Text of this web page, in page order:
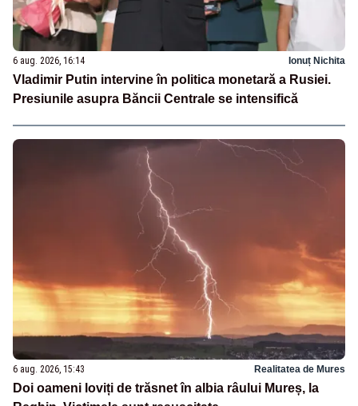
6 aug. 2026, 16:14 Ionuț Nichita
Vladimir Putin intervine în politica monetară a Rusiei.
Presiunile asupra Băncii Centrale se intensifică
6 aug. 2026, 15:43 Realitatea de Mures
Doi oameni loviți de trăsnet în albia râului Mureș, la